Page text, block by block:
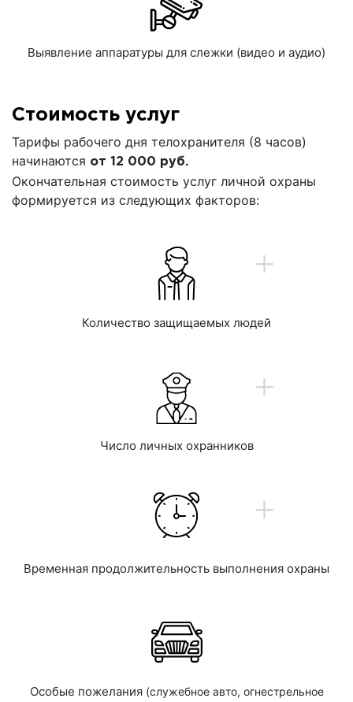
Выявление аппаратуры для слежки (видео и аудио)
Стоимость услуг
Тарифы рабочего дня телохранителя (8 часов)
начинаются от 12 000 руб.
Окончательная стоимость услуг личной охраны
формируется из следующих факторов:
+
Количество защищаемых людей
+
Число личных охранников
+
Временная продолжительность выполнения охраны
Особые пожелания (служебное авто, огнестрельное